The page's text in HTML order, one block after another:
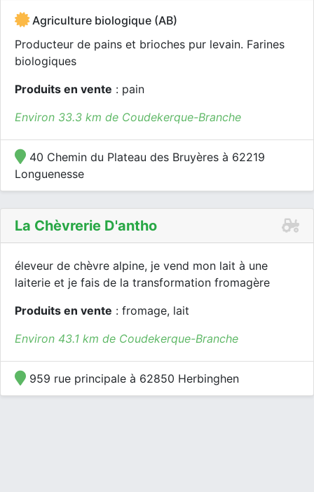
Agriculture biologique (AB)
Producteur de pains et brioches pur levain. Farines
biologiques
Produits en vente : pain
Environ 33.3 km de Coudekerque-Branche
40 Chemin du Plateau des Bruyères à 62219
Longuenesse
La Chèvrerie D'antho
éleveur de chèvre alpine, je vend mon lait à une
laiterie et je fais de la transformation fromagère
Produits en vente : fromage, lait
Environ 43.1 km de Coudekerque-Branche
959 rue principale à 62850 Herbinghen